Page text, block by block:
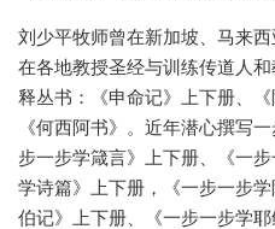
刘少平牧师曾在新加坡、马来
在各地教授圣经与训练传道人
释丛书：《申命记》上下册、
《何西阿书》。近年潜心撰写
步一步学箴言》上下册、《一
学诗篇》上下册，《一步一步
伯记》上下册、《一步一步学